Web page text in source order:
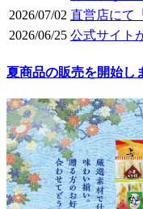
2026/07/02 直営店にて
2026/06/25 公式サイト
夏商品の販売を開始し